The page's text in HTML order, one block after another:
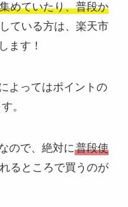
めていたり、普段か
ている方は、楽天市
ます！
よってはポイントの
。
ので、絶対に普段使
るところで買うのが